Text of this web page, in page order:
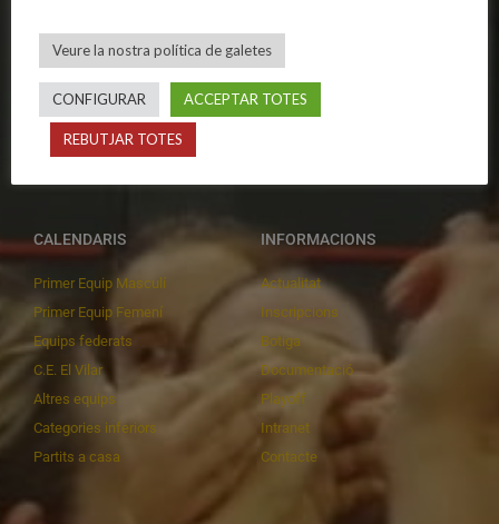
Publicacions
Avís legal
Política de privadesa
Política de galetes
Privadesa a les xarxes
Equips masculins
Equips femenins
C.E. El Vilar
CALENDARIS
Primer Equip Masculí
Primer Equip Femení
Equips federats
C.E. El Vilar
Altres equips
Categories inferiors
Partits a casa
INFORMACIONS
Actualitat
Inscripcions
Botiga
Documentació
Playoff
Intranet
Contacte
Veure la nostra política de galetes
CONFIGURAR ACCEPTAR TOTES
REBUTJAR TOTES